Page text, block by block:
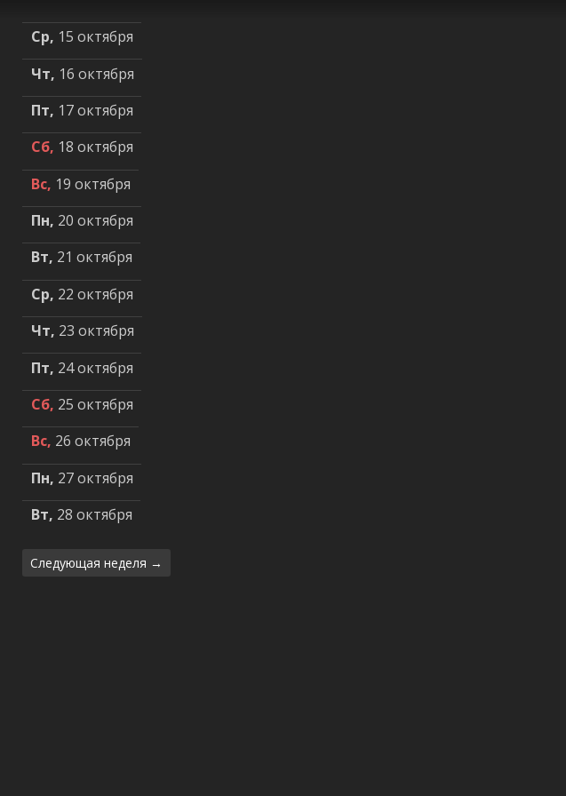
Ср, 15 октября
Чт, 16 октября
Пт, 17 октября
Сб, 18 октября
Вс, 19 октября
Пн, 20 октября
Вт, 21 октября
Ср, 22 октября
Чт, 23 октября
Пт, 24 октября
Сб, 25 октября
Вс, 26 октября
Пн, 27 октября
Вт, 28 октября
Следующая неделя →